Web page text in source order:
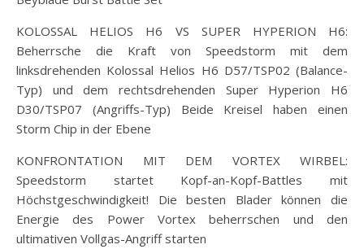
KOLOSSAL HELIOS H6 VS SUPER HYPERION H6:
Beherrsche die Kraft von Speedstorm mit dem
linksdrehenden Kolossal Helios H6 D57/TSP02 (Balance-
Typ) und dem rechtsdrehenden Super Hyperion H6
D30/TSP07 (Angriffs-Typ) Beide Kreisel haben einen
Storm Chip in der Ebene
KONFRONTATION MIT DEM VORTEX WIRBEL:
Speedstorm startet Kopf-an-Kopf-Battles mit
Höchstgeschwindigkeit! Die besten Blader können die
Energie des Power Vortex beherrschen und den
ultimativen Vollgas-Angriff starten